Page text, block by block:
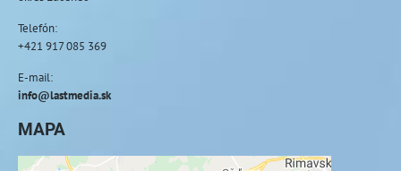
Telefón:
+421 917 085 369
E-mail:
info@lastmedia.sk
MAPA